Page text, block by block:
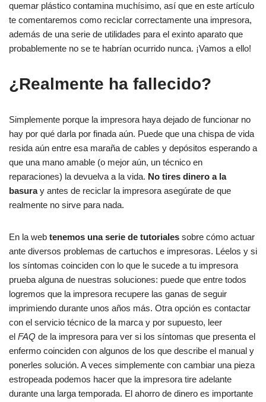
quemar plástico contamina muchísimo, así que en este artículo
te comentaremos como reciclar correctamente una impresora,
además de una serie de utilidades para el exinto aparato que
probablemente no se te habrían ocurrido nunca. ¡Vamos a ello!
¿Realmente ha fallecido?
Simplemente porque la impresora haya dejado de funcionar no
hay por qué darla por finada aún. Puede que una chispa de vida
resida aún entre esa maraña de cables y depósitos esperando a
que una mano amable (o mejor aún, un técnico en
reparaciones) la devuelva a la vida. No tires dinero a la
basuray antes de reciclar la impresora asegúrate de que
realmente no sirve para nada.
En la web tenemos una serie de tutoriales sobre cómo actuar
ante diversos problemas de cartuchos e impresoras. Léelos y si
los síntomas coinciden con lo que le sucede a tu impresora
prueba alguna de nuestras soluciones: puede que entre todos
logremos que la impresora recupere las ganas de seguir
imprimiendo durante unos años más. Otra opción es contactar
con el servicio técnico de la marca y por supuesto, leer
el FAQ de la impresora para ver si los síntomas que presenta el
enfermo coinciden con algunos de los que describe el manual y
ponerles solución. A veces simplemente con cambiar una pieza
estropeada podemos hacer que la impresora tire adelante
durante una larga temporada. El ahorro de dinero es importante